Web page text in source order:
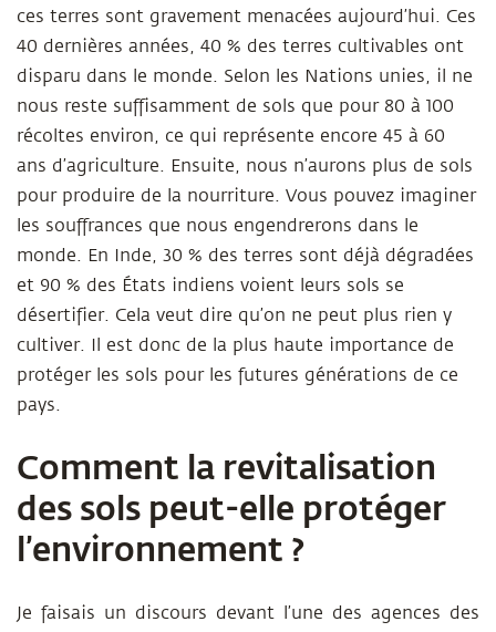
ces terres sont gravement menacées aujourd’hui. Ces
40 dernières années, 40 % des terres cultivables ont
disparu dans le monde. Selon les Nations unies, il ne
nous reste suffisamment de sols que pour 80 à 100
récoltes environ, ce qui représente encore 45 à 60
ans d’agriculture. Ensuite, nous n’aurons plus de sols
pour produire de la nourriture. Vous pouvez imaginer
les souffrances que nous engendrerons dans le
monde. En Inde, 30 % des terres sont déjà dégradées
et 90 % des États indiens voient leurs sols se
désertifier. Cela veut dire qu’on ne peut plus rien y
cultiver. Il est donc de la plus haute importance de
protéger les sols pour les futures générations de ce
pays.
Comment la revitalisation
des sols peut-elle protéger
l’environnement ?
Je faisais un discours devant l’une des agences des